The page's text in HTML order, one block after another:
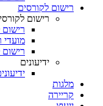
רישום לקורסים
רישום
רישום
מועדי
ידיעונים
מלגות
קריירה